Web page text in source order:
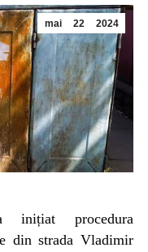
mai 22 2024
inițiat procedura
din strada Vladimir